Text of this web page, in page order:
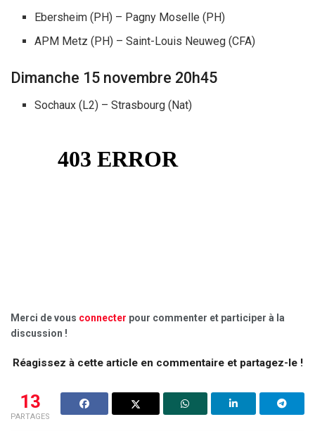
Ebersheim (PH) – Pagny Moselle (PH)
APM Metz (PH) – Saint-Louis Neuweg (CFA)
Dimanche 15 novembre 20h45
Sochaux (L2) – Strasbourg (Nat)
Merci de vous connecter pour commenter et participer à la
discussion !
Réagissez à cette article en commentaire et partagez-le !
13
PARTAGES